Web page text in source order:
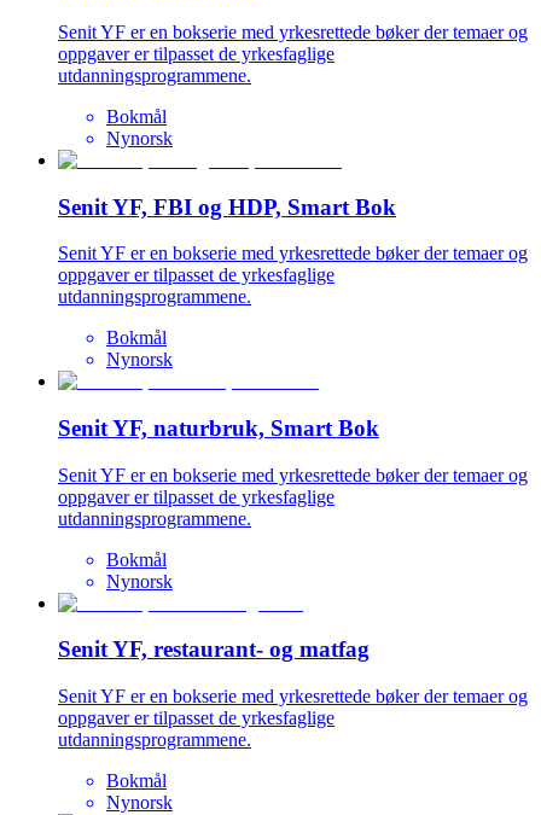
Senit YF er en bokserie med yrkesrettede bøker der temaer og
oppgaver er tilpasset de yrkesfaglige
utdanningsprogrammene.
Bokmål
Nynorsk
Senit YF, FBI og HDP, Smart Bok
Senit YF er en bokserie med yrkesrettede bøker der temaer og
oppgaver er tilpasset de yrkesfaglige
utdanningsprogrammene.
Bokmål
Nynorsk
Senit YF, naturbruk, Smart Bok
Senit YF er en bokserie med yrkesrettede bøker der temaer og
oppgaver er tilpasset de yrkesfaglige
utdanningsprogrammene.
Bokmål
Nynorsk
Senit YF, restaurant- og matfag
Senit YF er en bokserie med yrkesrettede bøker der temaer og
oppgaver er tilpasset de yrkesfaglige
utdanningsprogrammene.
Bokmål
Nynorsk